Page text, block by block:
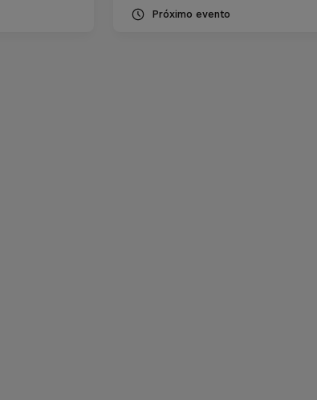
Próximo evento